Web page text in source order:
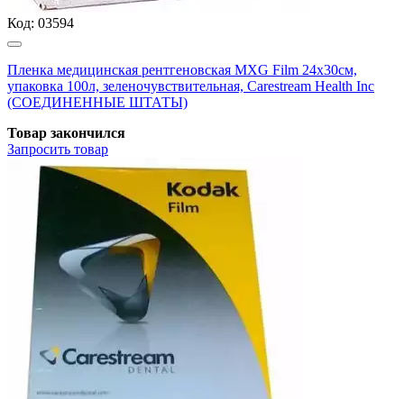
Код: 03594
Пленка медицинская рентгеновская MXG Film 24х30см,
упаковка 100л, зеленочувствительная, Carestream Health Inc
(СОЕДИНЕННЫЕ ШТАТЫ)
Товар закончился
Запросить товар